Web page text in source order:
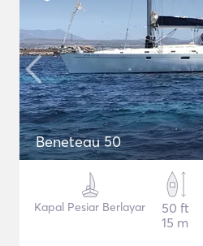
Beneteau 50
Kapal Pesiar Berlayar
50 ft
15 m